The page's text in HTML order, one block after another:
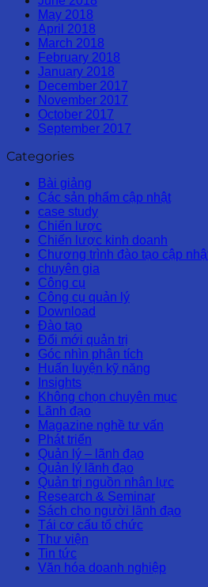
May 2018
April 2018
March 2018
February 2018
January 2018
December 2017
November 2017
October 2017
September 2017
Categories
Bài giảng
Các sản phẩm cập nhật
case study
Chiến lược
Chiến lược kinh doanh
Chương trình đào tạo cập
chuyên gia
Công cụ
Công cụ quản lý
Download
Đào tạo
Đổi mới quản trị
Góc nhìn phân tích
Huấn luyện kỹ năng
Insights
Không chọn chuyên mục
Lãnh đạo
Magazine nghề tư vấn
Phát triển
Quản lý – lãnh đạo
Quản lý lãnh đạo
Quản trị nguồn nhân lực
Research & Seminar
Sách cho người lãnh đạo
Tái cơ cấu tổ chức
Thư viện
Tin tức
Văn hóa doanh nghiệp